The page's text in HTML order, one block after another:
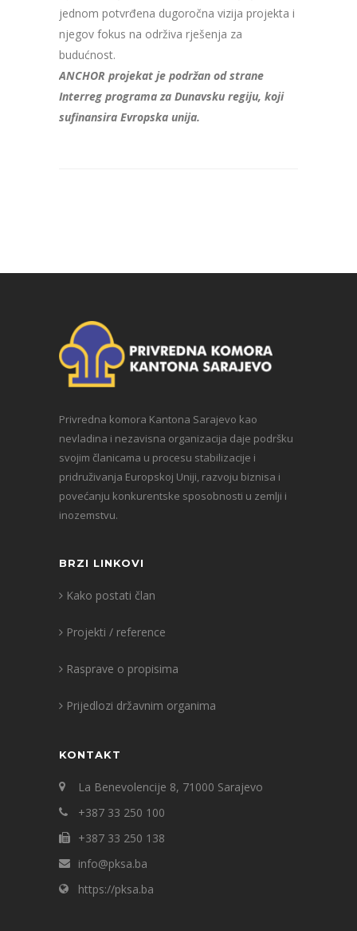
jednom potvrđena dugoročna vizija projekta i
njegov fokus na održiva rješenja za
budućnost.
ANCHOR projekat je podržan od strane
Interreg programa za Dunavsku regiju, koji
sufinansira Evropska unija.
Privredna komora Kantona Sarajevo kao
nevladina i nezavisna organizacija daje podršku
svojim članicama u procesu stabilizacije i
pridruživanja Europskoj Uniji, razvoju biznisa i
povećanju konkurentske sposobnosti u zemlji i
inozemstvu.
BRZI LINKOVI
Kako postati član
Projekti / reference
Rasprave o propisima
Prijedlozi državnim organima
KONTAKT
La Benevolencije 8, 71000 Sarajevo
+387 33 250 100
+387 33 250 138
info@pksa.ba
https://pksa.ba